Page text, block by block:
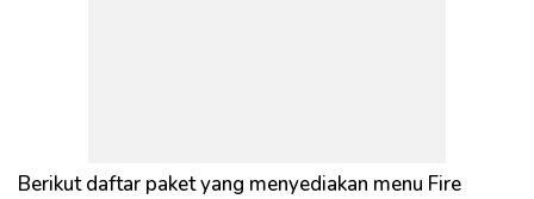
Berikut daftar paket yang menyediakan menu Fire